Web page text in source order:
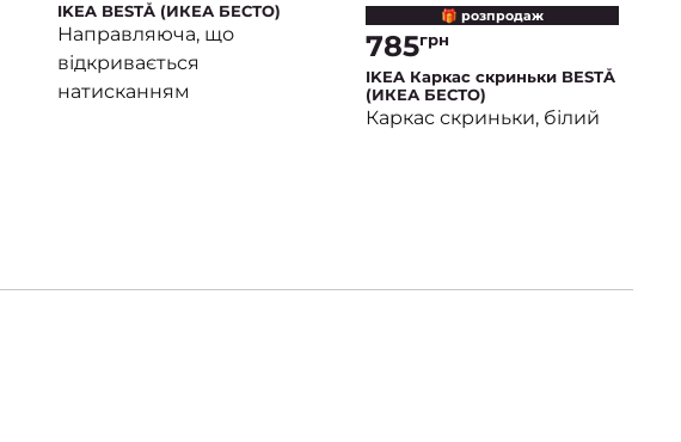
IKEA BESTÅ (ИКЕА БЕСТО)
Направляюча, що
відкривається
натисканням
🎁 розпродаж
785грн
IKEA Каркас скриньки BESTÅ
(ИКЕА БЕСТО)
Каркас скриньки, білий